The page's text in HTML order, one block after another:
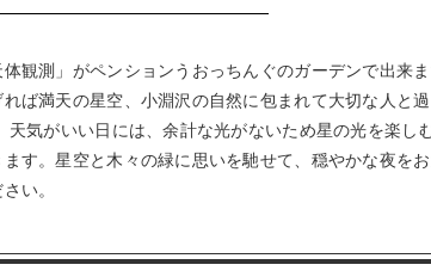
体観測」がペンションうおっちんぐのガーデンで出来
れば満天の星空、小淵沢の自然に包まれて大切な人と
天気がいい日には、余計な光がないため星の光を楽し
ます。星空と木々の緑に思いを馳せて、穏やかな夜を
い。
notte
serenata